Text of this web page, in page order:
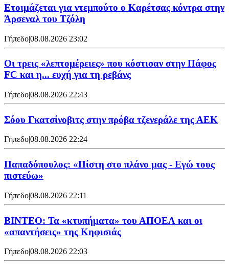
Ετοιμάζεται για ντεμπούτο ο Καρέτσας κόντρα στην
Άρσεναλ του Τζόλη
Γήπεδο|08.08.2026 23:02
Οι τρεις «λεπτομέρειες» που κόστισαν στην Πάφος
FC και η... ευχή για τη ρεβάνς
Γήπεδο|08.08.2026 22:43
Σόου Γκατσίνοβιτς στην πρόβα τζενεράλε της ΑΕΚ
Γήπεδο|08.08.2026 22:24
Παπαδόπουλος: «Πίστη στο πλάνο μας - Εγώ τους
πιστεύω»
Γήπεδο|08.08.2026 22:11
ΒΙΝΤΕΟ: Τα «κτυπήματα» του ΑΠΟΕΛ και οι
«απαντήσεις» της Κηφισιάς
Γήπεδο|08.08.2026 22:03